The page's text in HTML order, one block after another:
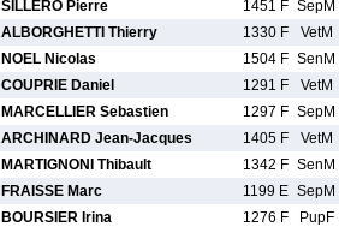
SILLERO Pierre 1451 F SepM
ALBORGHETTI Thierry 1330 F
VetM
NOEL Nicolas 1504 F SenM
COUPRIE Daniel 1291 F
VetM
MARCELLIER Sebastien 1297 F SepM
ARCHINARD Jean-Jacques 1405 F
VetM
MARTIGNONI Thibault 1342 F SenM
FRAISSE Marc 1199 E SepM
BOURSIER Irina 1276 F PupF